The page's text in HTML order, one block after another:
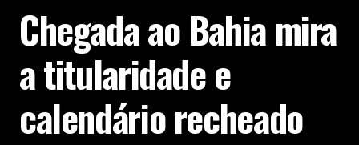
Chegada ao Bahia mira
a titularidade e
calendário recheado